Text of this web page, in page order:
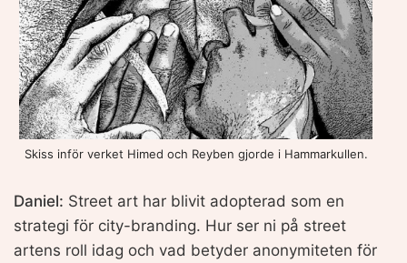
Skiss inför verket Himed och Reyben gjorde i Hammarkullen.
Daniel: Street art har blivit adopterad som en
strategi för city-branding. Hur ser ni på street
artens roll idag och vad betyder anonymiteten för